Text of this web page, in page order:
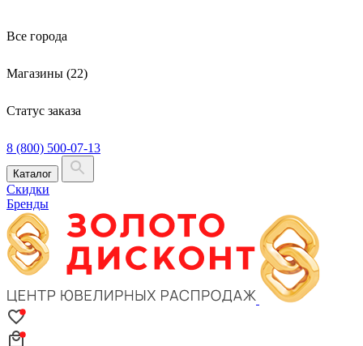
Все города
Магазины (22)
Статус заказа
8 (800) 500-07-13
Каталог
Скидки
Бренды